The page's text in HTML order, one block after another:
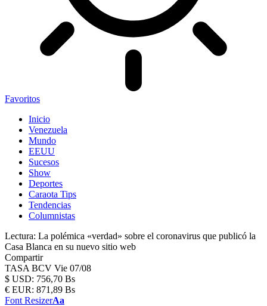
Favoritos
Inicio
Venezuela
Mundo
EEUU
Sucesos
Show
Deportes
Caraota Tips
Tendencias
Columnistas
Lectura: La polémica «verdad» sobre el coronavirus que publicó la
Casa Blanca en su nuevo sitio web
Compartir
TASA BCV Vie 07/08
$ USD: 756,70 Bs
€ EUR: 871,89 Bs
Font ResizerAa